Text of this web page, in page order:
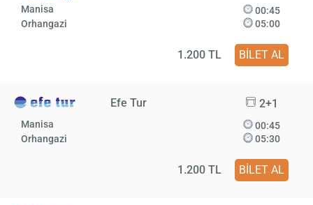
Manisa
Orhangazi
00:45
05:00
1.200 TL BİLET AL
Efe Tur 2+1
Manisa
Orhangazi
00:45
05:30
1.200 TL BİLET AL